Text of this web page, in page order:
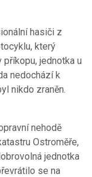
hasiči z
který
jednotka u
nedochází k
nikdo zraněn.
nehodě
Ostroměře,
jednotka
se na